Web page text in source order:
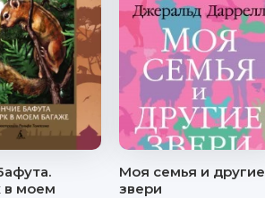
в моем
Моя семья и другие
звери